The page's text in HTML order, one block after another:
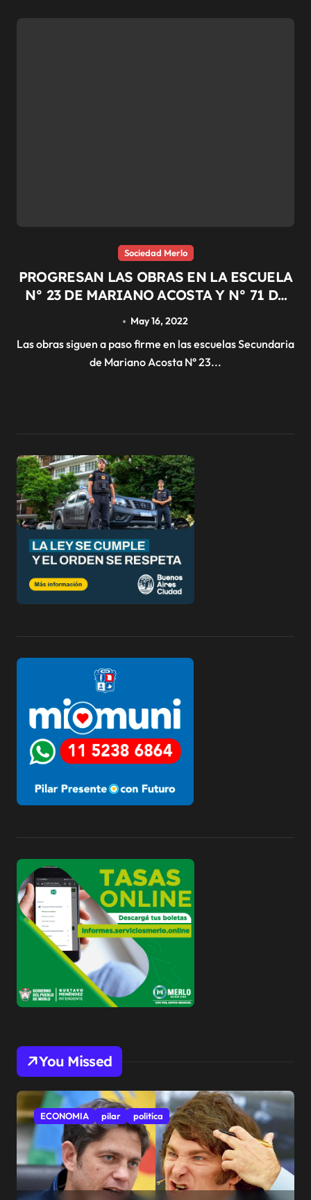
Sociedad Merlo
PROGRESAN LAS OBRAS EN LA ESCUELA
N° 23 DE MARIANO ACOSTA Y N° 71 DE
PONTEVEDRA
May 16, 2022
Las obras siguen a paso firme en las escuelas Secundaria
de Mariano Acosta N° 23...
You Missed
ECONOMIA pilar politíca